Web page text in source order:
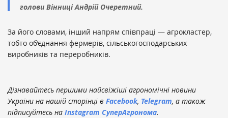
голови Вінниці Андрій Очеретний.
За його словами, інший напрям співпраці — агрокластер,
тобто об’єднання фермерів, сільськогосподарських
виробників та переробників.
Дізнавайтесь першими найсвіжіші агрономічні новини
України на нашій сторінці в Facebook, Telegram, а також
підписуйтесь на Instagram СуперАгронома.